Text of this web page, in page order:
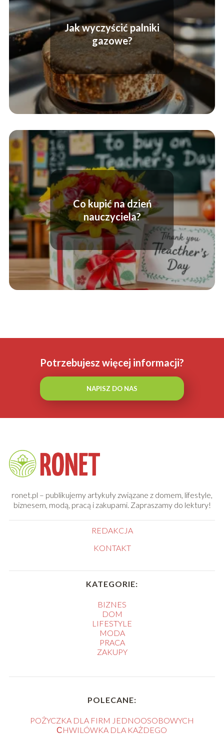
Jak wyczyścić palniki
gazowe?
Co kupić na dzień
nauczyciela?
Potrzebujesz więcej informacji?
NAPISZ DO NAS
ronet.pl – publikujemy artykuły związane z domem, lifestyle,
biznesem, modą, pracą i zakupami. Zapraszamy do lektury!
REDAKCJA
KONTAKT
KATEGORIE:
BIZNES
DOM
LIFESTYLE
MODA
PRACA
ZAKUPY
POLECANE:
POŻYCZKA DLA FIRM JEDNOOSOBOWYCH
СHWILÓWKA DLA KAŻDEGO